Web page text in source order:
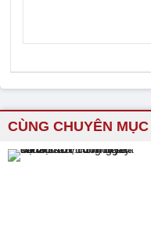
CÙNG CHUYÊN MỤC